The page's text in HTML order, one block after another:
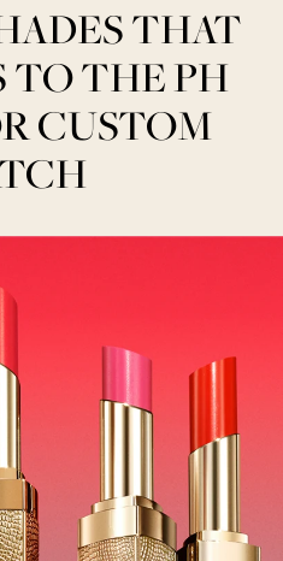
THAT
TO THE PH
CUSTOM